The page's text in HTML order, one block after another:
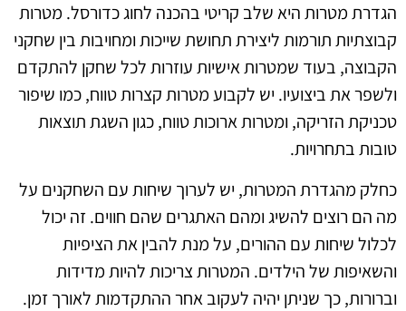
הגדרת מטרות היא שלב קריטי בהכנה לחוג כדורסל. מטרות
קבוצתיות תורמות ליצירת תחושת שייכות ומחויבות בין שחקני
הקבוצה, בעוד שמטרות אישיות עוזרות לכל שחקן להתקדם
ולשפר את ביצועיו. יש לקבוע מטרות קצרות טווח, כמו שיפור
טכניקת הזריקה, ומטרות ארוכות טווח, כגון השגת תוצאות
טובות בתחרויות.
כחלק מהגדרת המטרות, יש לערוך שיחות עם השחקנים על
מה הם רוצים להשיג ומהם האתגרים שהם חווים. זה יכול
לכלול שיחות עם ההורים, על מנת להבין את הציפיות
והשאיפות של הילדים. המטרות צריכות להיות מדידות
וברורות, כך שניתן יהיה לעקוב אחר ההתקדמות לאורך זמן.